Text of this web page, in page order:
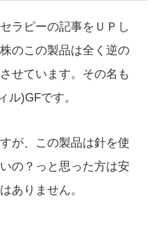
ラピーの記事をＵＰし
のこの製品は全く逆の
せています。その名も
ル)GFです。
が、この製品は針を使
の？っと思った方は安
ありません。